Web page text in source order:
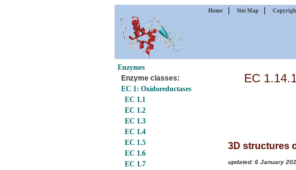
Home Site Map
Enzymes
Enzyme classes:
EC 1: Oxidoreductases
EC 1.1
EC 1.2
EC 1.3
EC 1.4
EC 1.5
EC 1.6
EC 1.7
EC
3D structures
updated: 6 January